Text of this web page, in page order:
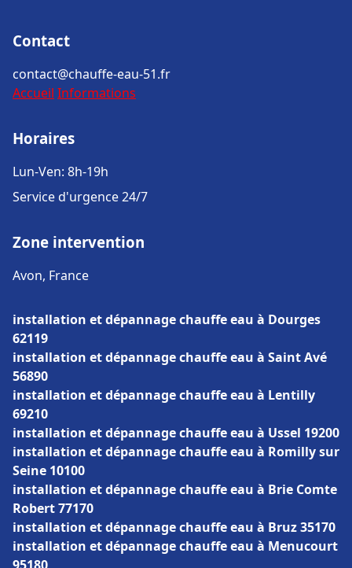
Contact
contact@chauffe-eau-51.fr
Accueil Informations
Horaires
Lun-Ven: 8h-19h
Service d'urgence 24/7
Zone intervention
Avon, France
installation et dépannage chauffe eau à Dourges
62119
installation et dépannage chauffe eau à Saint Avé
56890
installation et dépannage chauffe eau à Lentilly
69210
installation et dépannage chauffe eau à Ussel 19200
installation et dépannage chauffe eau à Romilly sur
Seine 10100
installation et dépannage chauffe eau à Brie Comte
Robert 77170
installation et dépannage chauffe eau à Bruz 35170
installation et dépannage chauffe eau à Menucourt